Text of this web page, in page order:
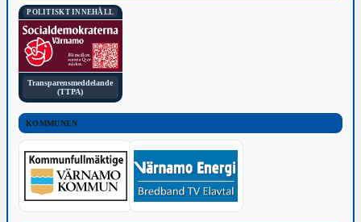
POLITISKT INNEHÅLL
Transparensmeddelande
(TTPA)
KOMMUNEN